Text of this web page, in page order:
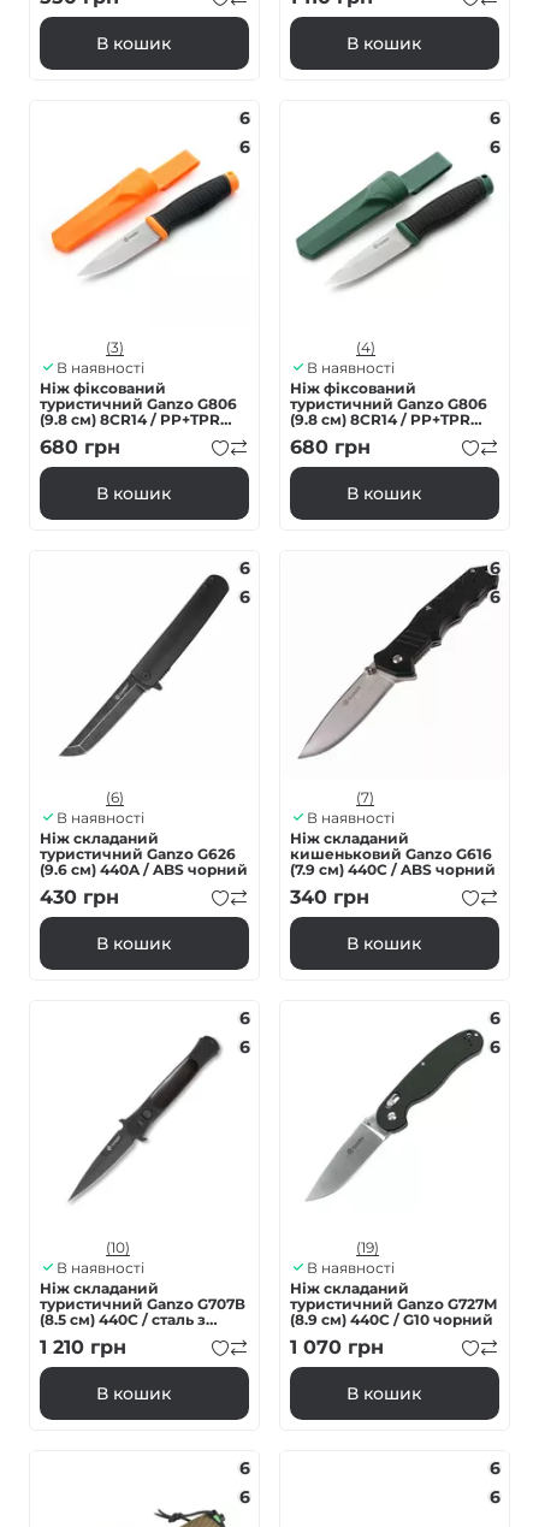
В кошик В кошик
6
6
(3)
В наявності
Ніж фіксований
туристичний Ganzo G806
(9.8 см) 8CR14 / PP+TPR
помаранчевий з чохлом
680 грн
В кошик
6
6
(4)
В наявності
Ніж фіксований
туристичний Ganzo G806
(9.8 см) 8CR14 / PP+TPR
зелений з чохлом
680 грн
В кошик
6
6
(6)
В наявності
Ніж складаний
туристичний Ganzo G626
(9.6 см) 440A / ABS чорний
430 грн
В кошик
6
6
(7)
В наявності
Ніж складаний
кишеньковий Ganzo G616
(7.9 см) 440C / ABS чорний
340 грн
В кошик
6
6
(10)
В наявності
Ніж складаний
туристичний Ganzo G707В
(8.5 см) 440C / сталь з
деревом чорний
1 210 грн
В кошик
6
6
(19)
В наявності
Ніж складаний
туристичний Ganzo G727M
(8.9 см) 440С / G10 чорний
1 070 грн
В кошик
6
6
6
6